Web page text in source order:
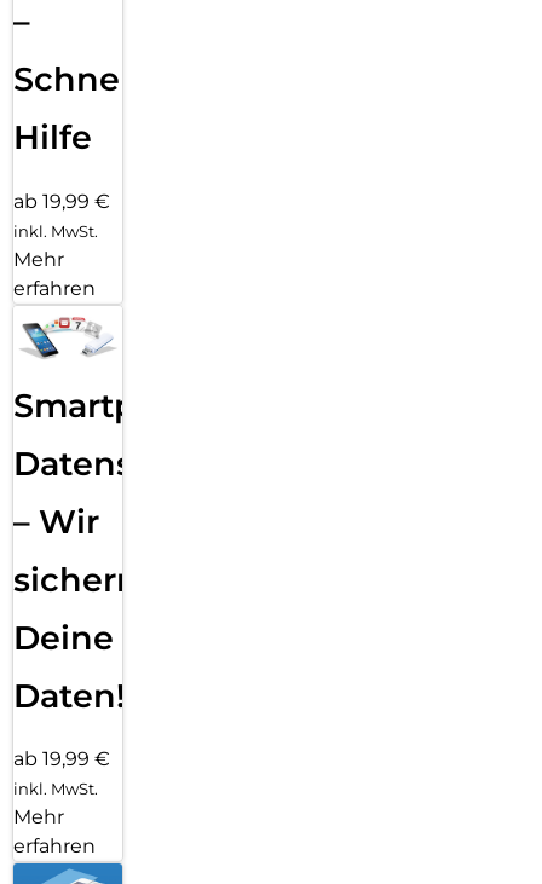
–
Schnelle
Hilfe
ab 19,99 €
inkl. MwSt.
Mehr
erfahren
Smartphone
Datensicherung
– Wir
sichern
Deine
Daten!
ab 19,99 €
inkl. MwSt.
Mehr
erfahren